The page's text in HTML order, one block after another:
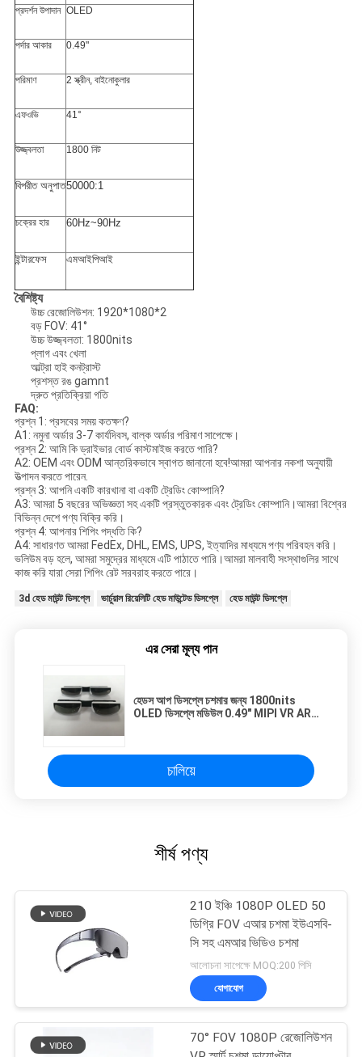
প্রদর্শন উপাদান OLED
পর্দার আকার 0.49"
পরিমাণ 2 স্ক্রীন, বাইনোকুলার
এফওভি 41°
উজ্জ্বলতা 1800 নিট
বিপরীত অনুপাত50000:1
চক্রের হার 60Hz~90Hz
ইন্টারফেস এমআইপিআই
বৈশিষ্ট্য
উচ্চ রেজোলিউশন: 1920*1080*2
বড় FOV: 41°
উচ্চ উজ্জ্বলতা: 1800nits
প্লাগ এবং খেলা
আল্ট্রা হাই কনট্রাস্ট
প্রশস্ত রঙ gamnt
দ্রুত প্রতিক্রিয়া গতি
FAQ:
প্রশ্ন 1: প্রসবের সময় কতক্ষণ?
A1: নমুনা অর্ডার 3-7 কার্যদিবস, বাল্ক অর্ডার পরিমাণ সাপেক্ষে।
প্রশ্ন 2: আমি কি ড্রাইভার বোর্ড কাস্টমাইজ করতে পারি?
A2: OEM এবং ODM আন্তরিকভাবে স্বাগত জানানো হবে!আমরা আপনার নকশা অনুযায়ী
উত্পাদন করতে পারেন.
প্রশ্ন 3: আপনি একটি কারখানা বা একটি ট্রেডিং কোম্পানি?
A3: আমরা 5 বছরের অভিজ্ঞতা সহ একটি প্রস্তুতকারক এবং ট্রেডিং কোম্পানি।আমরা বিশ্বের
বিভিন্ন দেশে পণ্য বিক্রি করি।
প্রশ্ন 4: আপনার শিপিং পদ্ধতি কি?
A4: সাধারণত আমরা FedEx, DHL, EMS, UPS, ইত্যাদির মাধ্যমে পণ্য পরিবহন করি।
ভলিউম বড় হলে, আমরা সমুদ্রের মাধ্যমে এটি পাঠাতে পারি।আমরা মালবাহী সংস্থাগুলির সাথে
কাজ করি যারা সেরা শিপিং রেট সরবরাহ করতে পারে।
3d হেড মাউন্ট ডিসপ্লে ভার্চুয়াল রিয়েলিটি হেড মাউন্টেড ডিসপ্লে হেড মাউন্ট ডিসপ্লে
এর সেরা মূল্য পান
হেডস আপ ডিসপ্লে চশমার জন্য 1800nits
OLED ডিসপ্লে মডিউল 0.49" MIPI VR AR
চালিয়ে
শীর্ষ পণ্য
210 ইঞ্চি 1080P OLED 50
ডিগ্রি FOV এআর চশমা ইউএসবি-
সি সহ এমআর ভিডিও চশমা
আলোচনা সাপেক্ষে MOQ:200 পিসি
যোগাযোগ
70° FOV 1080P রেজোলিউশন